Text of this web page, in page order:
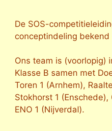
De SOS-
conceptindeling bekend
Ons team is (voorlopig)
Klasse B samen met
Toren 1 (Arnhem),
Stokhorst 1 (Enschede),
ENO 1 (Nijverdal).